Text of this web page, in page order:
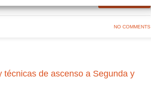
NO COMMENTS
de ascenso a Segunda y